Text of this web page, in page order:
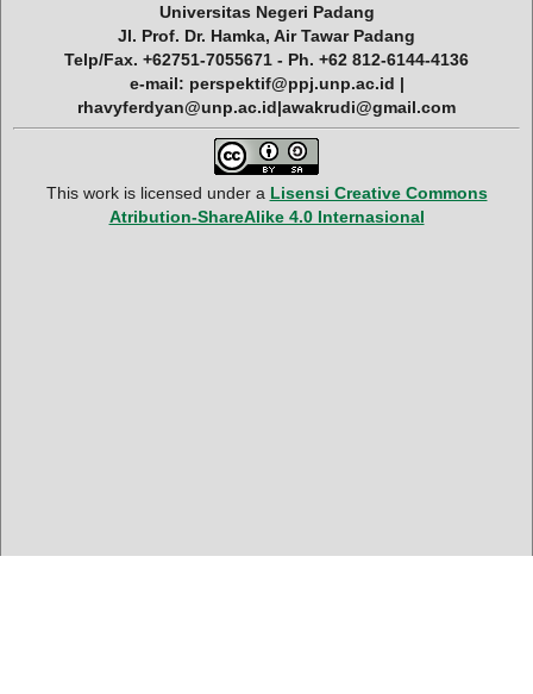
Universitas Negeri Padang
Jl. Prof. Dr. Hamka, Air Tawar Padang
Telp/Fax. +62751-7055671 - Ph. +62 812-6144-4136
e-mail: perspektif@ppj.unp.ac.id |
rhavyferdyan@unp.ac.id|awakrudi@gmail.com
This work is licensed under a Lisensi Creative Commons
Atribution-ShareAlike 4.0 Internasional